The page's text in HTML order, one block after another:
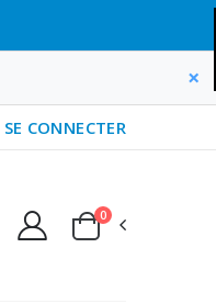
×
SE CONNECTER
0